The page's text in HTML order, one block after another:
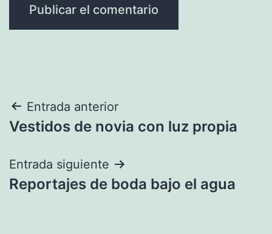
Navegación
de
entradas
Entrada anterior
Vestidos de novia con luz propia
Entrada siguiente
Reportajes de boda bajo el agua